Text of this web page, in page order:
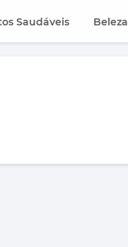
Saudáveis Beleza